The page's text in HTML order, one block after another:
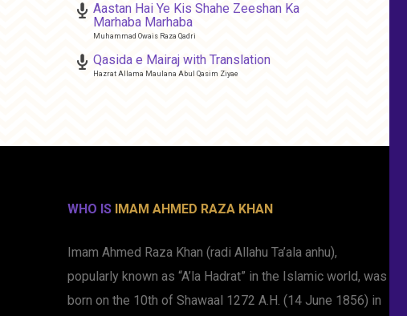
Aastan Hai Ye Kis Shahe Zeeshan Ka
Marhaba Marhaba
Muhammad Owais Raza Qadri
Qasida e Mairaj with Translation
Hazrat Allama Maulana Abul Qasim Ziyae
WHO IS IMAM AHMED RAZA KHAN
Imam Ahmed Raza Khan (radi Allahu Ta’ala anhu),
popularly known as “A’la Hadrat” in the Islamic world, was
born on the 10th of Shawaal 1272 A.H. (14 June 1856) in